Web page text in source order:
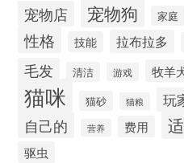
宠物店 宠物狗 家庭
性格 技能 拉布拉多
毛发 清洁 游戏 牧羊
猫咪 猫砂 猫粮 玩
自己的 营养 费用
驱虫